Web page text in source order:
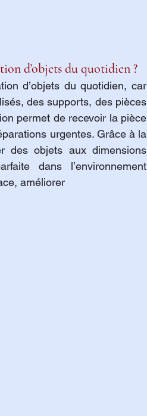
d’objets du quotidien ?
d’objets du quotidien, car
des supports, des pièces
permet de recevoir la pièce
des objets aux dimensions
dans l’environnement
améliorer